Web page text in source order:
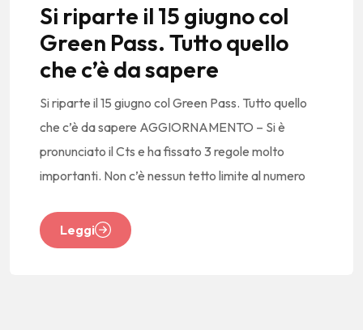
Si riparte il 15 giugno col
Green Pass. Tutto quello
che c’è da sapere
Si riparte il 15 giugno col Green Pass. Tutto quello
che c’è da sapere AGGIORNAMENTO – Si è
pronunciato il Cts e ha fissato 3 regole molto
importanti. Non c’è nessun tetto limite al numero
Leggi